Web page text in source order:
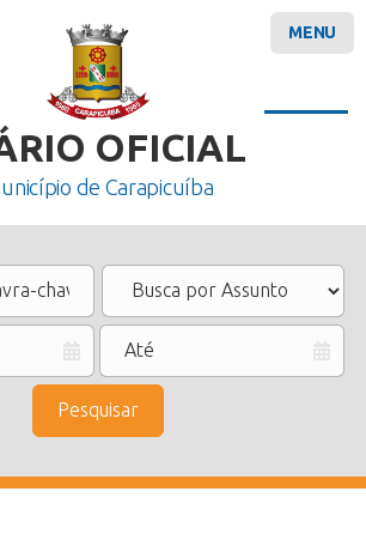
OFICIAL
de Carapicuíba
Pesquisar
MENU